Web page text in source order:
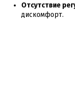
Отсутствие
дискомфорт.